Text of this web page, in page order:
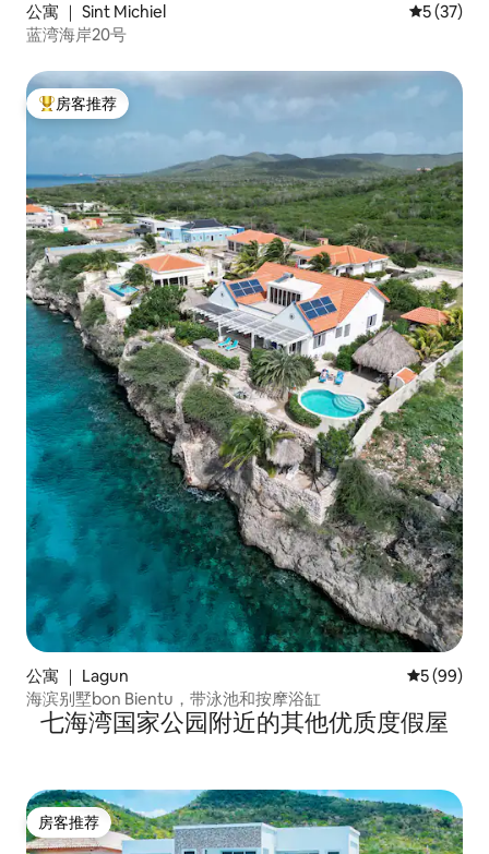
公寓 ｜ Sint Michiel 平均评分
5 (37)
蓝湾海岸20号
热门「房客推荐」
房客推荐
公寓 ｜ Lagun 平均评分
5 (99)
海滨别墅bon Bientu，带泳池和按摩浴缸
七海湾国家公园附近的其他优质度假屋
房客推荐
房客推荐